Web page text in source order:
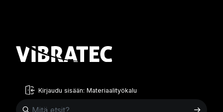
Kirjaudu sisään: Materiaalityökalu